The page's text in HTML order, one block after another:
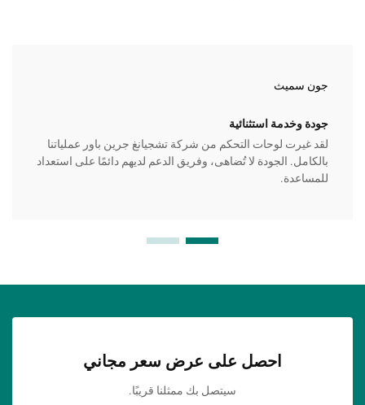
جون سميث
جودة وخدمة استثنائية
لقد غيرت لوحات التحكم من شركة تشجيانغ جرين باور عملياتنا
بالكامل. الجودة لا تُضاهى، وفريق الدعم لديهم دائمًا على استعداد
للمساعدة.
احصل على عرض سعر مجاني
سيتصل بك ممثلنا قريبًا.